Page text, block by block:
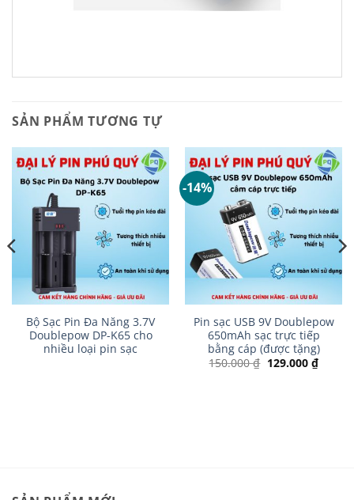
SẢN PHẨM TƯƠNG TỰ
Bộ Sạc Pin Đa Năng 3.7V
Doublepow DP-K65 cho
nhiều loại pin sạc
-14%
Pin sạc USB 9V Doublepow
650mAh sạc trực tiếp
bằng cáp (được tặng)
150.000₫ Giá
gốc
129.000 ₫Giá
hiện